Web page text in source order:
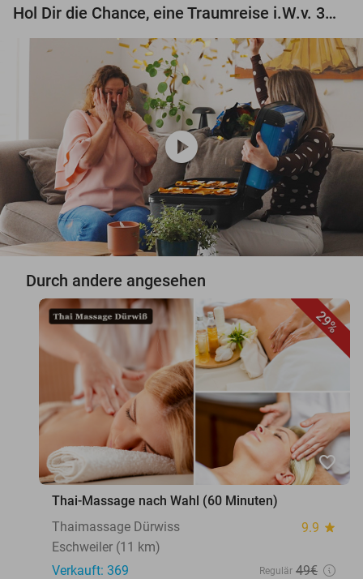
Hol Dir die Chance, eine Traumreise i.W.v. 3.000 € zu gewinnen!
play_circle
Durch andere angesehen
29%
favorite_border
Thai-Massage nach Wahl (60 Minuten)
Thaimassage Dürwiss
9.9 star
Eschweiler (11 km)
Verkauft: 369
Regulär 49€